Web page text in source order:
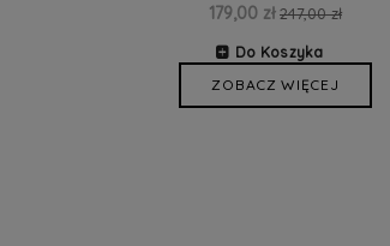
179,00 zł 247,00 zł
Do Koszyka
ZOBACZ WIĘCEJ